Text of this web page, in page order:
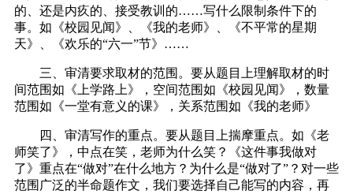
的、还是内疚的、接受教训的……写什么限制条件下的
事。如《校园见闻》、《我的老师》、《不平常的星期
天》、《欢乐的“六一”节》……
三、审清要求取材的范围。要从题目上理解取材的时
间范围如《上学路上》，空间范围如《校园见闻》，数量
范围如《一堂有意义的课》，关系范围如《我的老师》
四、审清写作的重点。要从题目上揣摩重点。如《老
师笑了》，中点在笑，老师为什么笑？《这件事我做对
了》重点在“做对”在什么地方？为什么是“做对了”？对一些
范围广泛的半命题作文，我们要选择自己能写的内容，再